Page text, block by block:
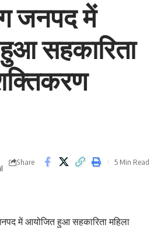
जनपद में
सहकारिता
Share 5 Min Read
में आयोजित हुआ सहकारिता महिला